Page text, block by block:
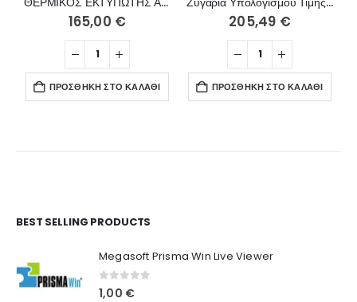
165,00 €
ΠΡΟΣΘΉΚΗ ΣΤΟ ΚΑΛΆΘΙ
205,49 €
ΠΡΟΣΘΉΚΗ ΣΤΟ ΚΑΛΆΘΙ
BEST SELLING PRODUCTS
Megasoft Prisma Win Live Viewer
0 out of 5
1,00 €
Ο Λογαριασμός μου
Στοιχεία λογαριασμού
Παραγγελίες